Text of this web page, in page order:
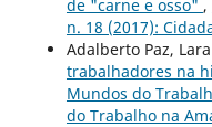
de "carne e osso" ,
n. 18 (2017):
Adalberto Paz,
trabalhadores na
Mundos do
do Trabalho na